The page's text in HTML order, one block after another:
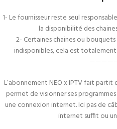
1- Le fournisseur reste seul
la disponibilité des
2- Certaines chaines ou
indisponibles, cela est
L’abonnement NEO x IPTV fait
permet de visionner ses
une connexion internet. Ici pas de
internet suffit ou